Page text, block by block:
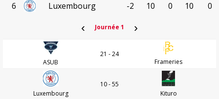
6 Luxembourg -2 10 0 10 0
‹ Journée 1 ›
ASUB
21 - 24
Frameries
Luxembourg
10 - 55
Kituro